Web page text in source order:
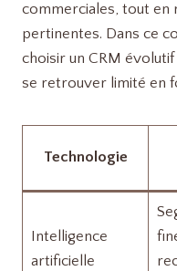
commerciales, tout en
pertinentes. Dans ce
choisir un CRM
se retrouver limité en
Technologie
Intelligence
artificielle